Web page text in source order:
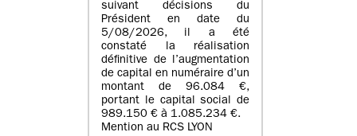
suivant décisions du
Président en date du
5/08/2026, il a été
constaté la réalisation
définitive de l’augmentation
de capital en numéraire d’un
montant de 96.084 €,
portant le capital social de
989.150 € à 1.085.234 €.
Mention au RCS LYON